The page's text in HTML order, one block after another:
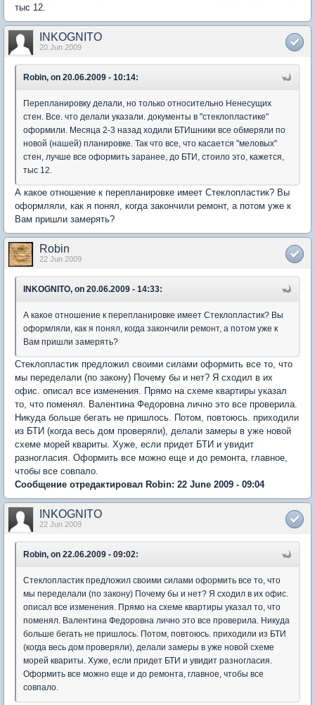
тыс 12.
INKOGNITO
20 Jun 2009
Robin, on 20.06.2009 - 10:14:
Перепланировку делали, но только относительно Ненесущих
стен. Все. что делали указали. документы в "стеклопластике"
оформили. Месяца 2-3 назад ходили БТИшники все обмеряли по
новой (нашей) планировке. Так что все, что касается "меловых"
стен, лучше все оформить заранее, до БТИ, стоило это, кажется,
тыс 12.
А какое отношение к перепланировке имеет Стеклопластик? Вы
оформляли, как я понял, когда закончили ремонт, а потом уже к
Вам пришли замерять?
Robin
22 Jun 2009
INKOGNITO, on 20.06.2009 - 14:33:
А какое отношение к перепланировке имеет Стеклопластик? Вы
оформляли, как я понял, когда закончили ремонт, а потом уже к
Вам пришли замерять?
Стеклопластик предложил своими силами оформить все то, что
мы переделали (по закону) Почему бы и нет? Я сходил в их
офис. описал все изменения. Прямо на схеме квартиры указал
то, что поменял. Валентина Федоровна лично это все проверила.
Никуда больше бегать не пришлось. Потом, повтоюсь. приходили
из БТИ (когда весь дом проверяли), делали замеры в уже новой
схеме морей квариты. Хуже, если придет БТИ и увидит
разногласия. Оформить все можно еще и до ремонта, главное,
чтобы все совпало.
Сообщение отредактировал Robin: 22 June 2009 - 09:04
INKOGNITO
22 Jun 2009
Robin, on 22.06.2009 - 09:02:
Стеклопластик предложил своими силами оформить все то, что
мы переделали (по закону) Почему бы и нет? Я сходил в их офис.
описал все изменения. Прямо на схеме квартиры указал то, что
поменял. Валентина Федоровна лично это все проверила. Никуда
больше бегать не пришлось. Потом, повтоюсь. приходили из БТИ
(когда весь дом проверяли), делали замеры в уже новой схеме
морей квариты. Хуже, если придет БТИ и увидит разногласия.
Оформить все можно еще и до ремонта, главное, чтобы все
совпало.